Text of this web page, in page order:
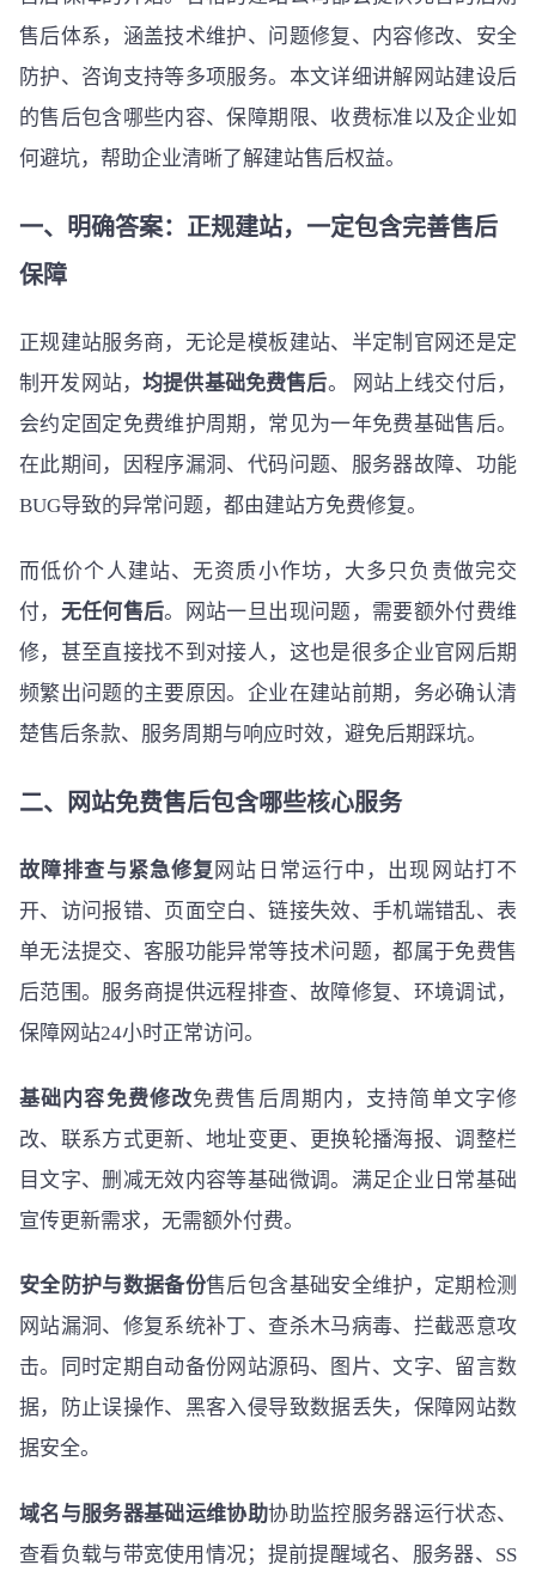
售后体系，涵盖技术维护、问题修复、内容修改、安全
防护、咨询支持等多项服务。本文详细讲解网站建设后
的售后包含哪些内容、保障期限、收费标准以及企业如
何避坑，帮助企业清晰了解建站售后权益。
一、明确答案：正规建站，一定包含完善售后
保障
正规建站服务商，无论是模板建站、半定制官网还是定
制开发网站， 均提供基础免费售后。 网站上线交付后，
会约定固定免费维护周期，常见为一年免费基础售后。
在此期间，因程序漏洞、代码问题、服务器故障、功能
BUG导致的异常问题，都由建站方免费修复。
而低价个人建站、无资质小作坊，大多只负责做完交
付， 无任何售后。网站一旦出现问题，需要额外付费维
修，甚至直接找不到对接人，这也是很多企业官网后期
频繁出问题的主要原因。企业在建站前期，务必确认清
楚售后条款、服务周期与响应时效，避免后期踩坑。
二、网站免费售后包含哪些核心服务
故障排查与紧急修复 网站日常运行中，出现网站打不
开、访问报错、页面空白、链接失效、手机端错乱、表
单无法提交、客服功能异常等技术问题，都属于免费售
后范围。服务商提供远程排查、故障修复、环境调试，
保障网站24小时正常访问。
基础内容免费修改免费售后周期内，支持简单文字修
改、联系方式更新、地址变更、更换轮播海报、调整栏
目文字、删减无效内容等基础微调。满足企业日常基础
宣传更新需求，无需额外付费。
安全防护与数据备份售后包含基础安全维护，定期检测
网站漏洞、修复系统补丁、查杀木马病毒、拦截恶意攻
击。同时定期自动备份网站源码、图片、文字、留言数
据，防止误操作、黑客入侵导致数据丢失，保障网站数
据安全。
域名与服务器基础运维协助协助监控服务器运行状态、
查看负载与带宽使用情况；提前提醒域名、服务器、SS